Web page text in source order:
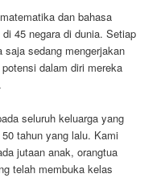
dan bahasa
45 negara di dunia. Setiap
saja sedang mengerjakan
dalam diri mereka
seluruh keluarga yang
tahun yang lalu. Kami
jutaan anak, orangtua
telah membuka kelas